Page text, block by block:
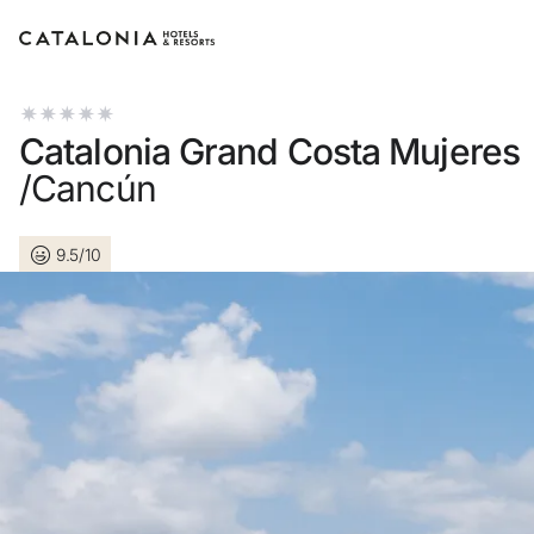
Catalonia Grand Costa Mujeres
/Cancún
9.5/10